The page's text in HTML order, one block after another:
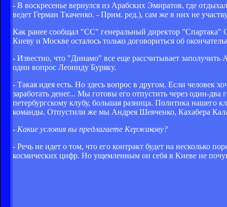
- В воскресенье вернулся из Арабских Эмиратов, где
ведет Герман Ткаченко. - Прим. ред.), сам же в них не
Как ранее сообщал "СС" генеральный директор
Киеву и Москве осталось только договориться об
- Известно, что "Динамо" все еще рассчитывает заполучить
один вопрос Леониду Буряку.
- Такая идея есть. Но здесь вопрос в другом. Если человек
заработать денег... Мы готовы его отпустить через один-
петербургскому клубу, большая разница. Политика нашего
команды. Отпустили же мы Андрея Шевченко, Кахабера
- Какие условия вы предлагаете Кержакову?
- Речь не идет о том, что его контракт будет на несколько
космических цифр. Но ущемленным он себя в Киеве не